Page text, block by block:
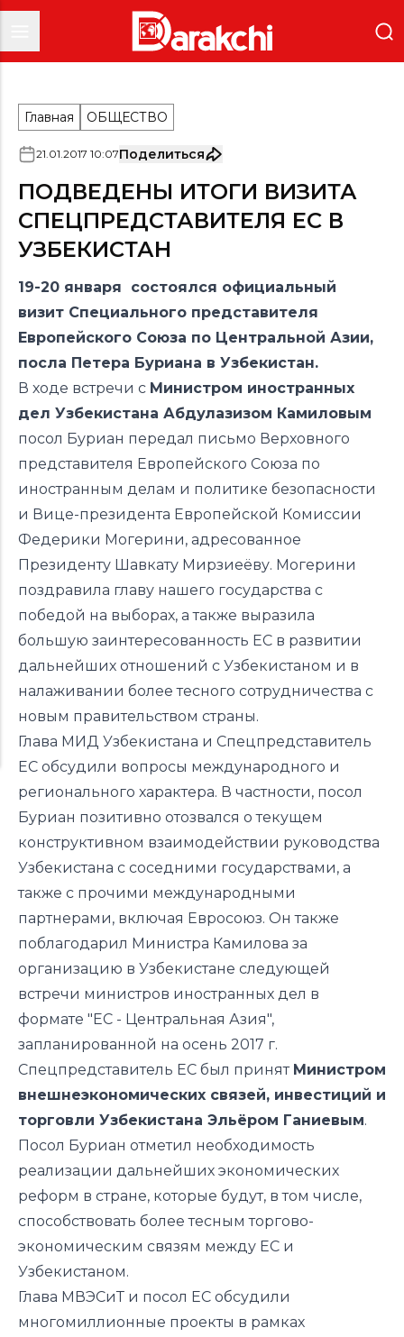
Главная ОБЩЕСТВО
21.01.2017 10:07Поделиться
ПОДВЕДЕНЫ ИТОГИ ВИЗИТА
СПЕЦПРЕДСТАВИТЕЛЯ ЕС В
УЗБЕКИСТАН
19-20 января состоялся официальный
визит Специального представителя
Европейского Союза по Центральной Азии,
посла Петера Буриана в Узбекистан.
В ходе встречи с Министром иностранных
дел Узбекистана Абдулазизом Камиловым
посол Буриан передал письмо Верховного
представителя Европейского Союза по
иностранным делам и политике безопасности
и Вице-президента Европейской Комиссии
Федерики Могерини, адресованное
Президенту Шавкату Мирзиеёву. Могерини
поздравила главу нашего государства с
победой на выборах, а также выразила
большую заинтересованность ЕС в развитии
дальнейших отношений с Узбекистаном и в
налаживании более тесного сотрудничества с
новым правительством страны.
Глава МИД Узбекистана и Спецпредставитель
ЕС обсудили вопросы международного и
регионального характера. В частности, посол
Буриан позитивно отозвался о текущем
конструктивном взаимодействии руководства
Узбекистана с соседними государствами, а
также с прочими международными
партнерами, включая Евросоюз. Он также
поблагодарил Министра Камилова за
организацию в Узбекистане следующей
встречи министров иностранных дел в
формате "ЕС - Центральная Азия",
запланированной на осень 2017 г.
Спецпредставитель ЕС был принят Министром
внешнеэкономических связей, инвестиций и
торговли Узбекистана Эльёром Ганиевым.
Посол Буриан отметил необходимость
реализации дальнейших экономических
реформ в стране, которые будут, в том числе,
способствовать более тесным торгово-
экономическим связям между ЕС и
Узбекистаном.
Глава МВЭСиТ и посол ЕС обсудили
многомиллионные проекты в рамках